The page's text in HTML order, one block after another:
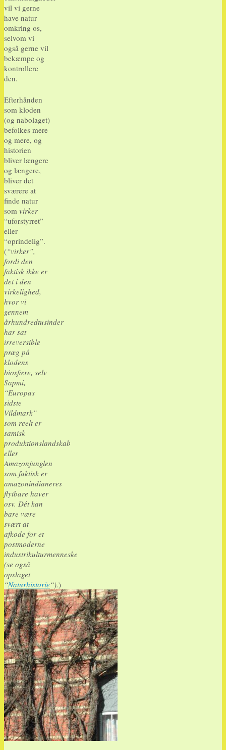
vil vi gerne
have natur
omkring os,
selvom vi
også gerne vil
bekæmpe og
kontrollere
den.
Efterhånden
som kloden
(og nabolaget)
befolkes mere
og mere, og
historien
bliver længere
og længere,
bliver det
sværere at
finde natur
som virker
“uforstyrret”
eller
“oprindelig”.
(“virker”,
fordi den
faktisk ikke er
det i den
virkelighed,
hvor vi
gennem
århundredtusinder
har sat
irreversible
præg på
klodens
biosfære, selv
Sapmi,
“Europas
sidste
Vildmark”
som reelt er
samisk
produktionslandskab
eller
Amazonjunglen
som faktisk er
amazonindianeres
flytbare haver
osv. Dét kan
bare være
svært at
afkode for et
postmoderne
industrikulturmenneske
(se også
opslaget
“Naturhistorie“).)